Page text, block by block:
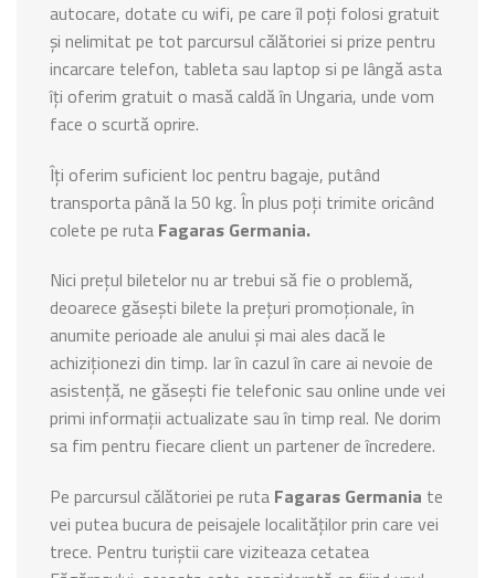
autocare, dotate cu wifi, pe care îl poți folosi gratuit
și nelimitat pe tot parcursul călătoriei si prize pentru
incarcare telefon, tableta sau laptop si pe lângă asta
îți oferim gratuit o masă caldă în Ungaria, unde vom
face o scurtă oprire.
Îți oferim suficient loc pentru bagaje, putând
transporta până la 50 kg. În plus poți trimite oricând
colete pe ruta Fagaras Germania.
Nici prețul biletelor nu ar trebui să fie o problemă,
deoarece găsești bilete la prețuri promoționale, în
anumite perioade ale anului și mai ales dacă le
achiziționezi din timp. Iar în cazul în care ai nevoie de
asistență, ne găsești fie telefonic sau online unde vei
primi informații actualizate sau în timp real. Ne dorim
sa fim pentru fiecare client un partener de încredere.
Pe parcursul călătoriei pe ruta Fagaras Germania te
vei putea bucura de peisajele localităților prin care vei
trece. Pentru turiștii care viziteaza cetatea